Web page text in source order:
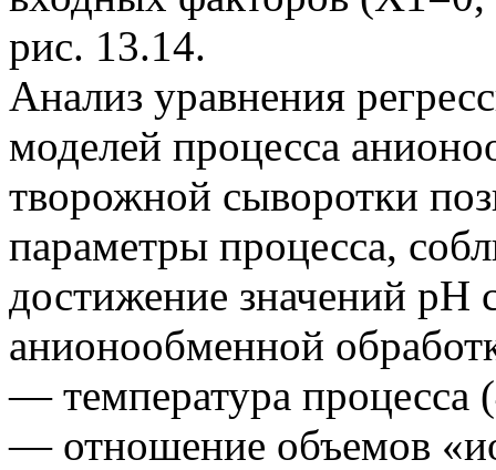
рис. 13.14.
Анализ уравнения
моделей процесса
творожной сыворотки
параметры процесса,
достижение значений pH
анионообменной
— температура процесса
— отношение объемов